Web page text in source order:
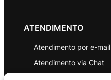
ATENDIMENTO
Atendimento por e-mail
Atendimento via Chat